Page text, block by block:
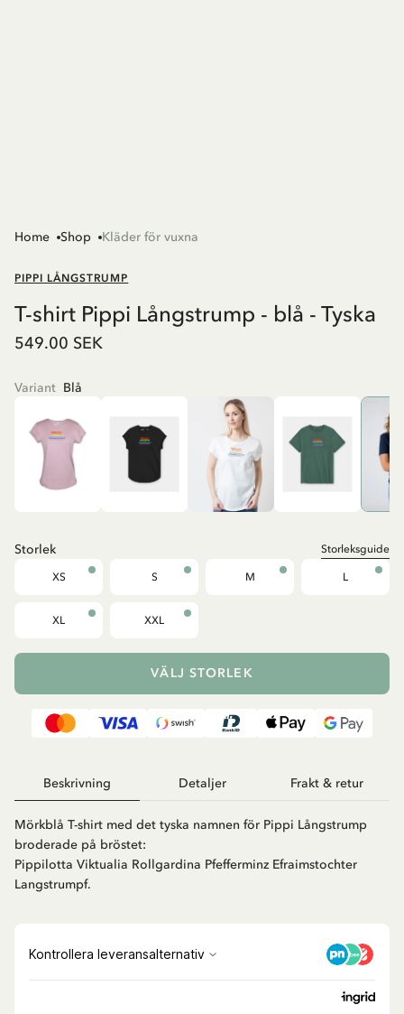
Home Shop Kläder för vuxna
PIPPI LÅNGSTRUMP
T-shirt Pippi Långstrump - blå - Tyska
549.00 SEK
Variant Blå
Storlek Storleksguide
XS S M L
XL XXL
VÄLJ STORLEK
Beskrivning Detaljer Frakt & retur
Mörkblå T-shirt med det tyska namnen för Pippi Långstrump
broderade på bröstet:
Pippilotta Viktualia Rollgardina Pfefferminz Efraimstochter
Langstrumpf.